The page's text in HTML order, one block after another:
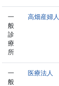
一
般
診
療
所
高畑産婦
一
般
医療法人